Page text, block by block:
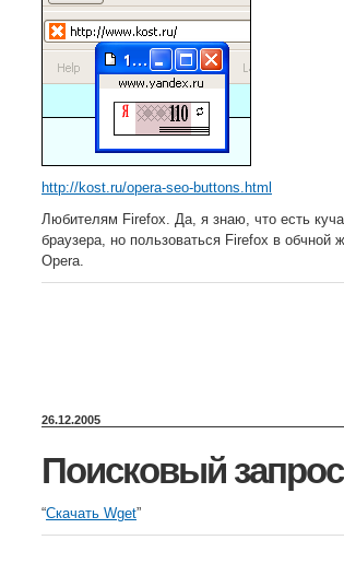
http://kost.ru/opera-seo-buttons.html
Любителям Firefox. Да, я знаю, что есть
браузера, но пользоваться Firefox в обчной
Opera.
26.12.2005
Поисковый запрос
“Скачать Wget”